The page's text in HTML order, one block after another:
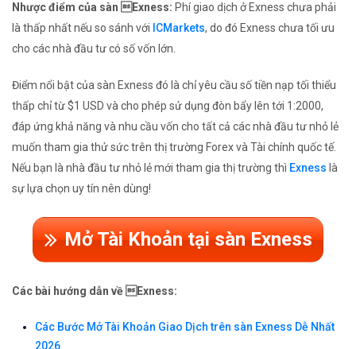
Nhược điểm của sàn Exness: Phí giao dịch ở Exness chưa phải
là thấp nhất nếu so sánh với ICMarkets, do đó Exness chưa tối ưu
cho các nhà đầu tư có số vốn lớn.
Điểm nổi bật của sàn Exness đó là chỉ yêu cầu số tiền nạp tối thiểu
thấp chỉ từ $1 USD và cho phép sử dụng đòn bẩy lên tới 1:2000,
đáp ứng khả năng và nhu cầu vốn cho tất cả các nhà đầu tư nhỏ lẻ
muốn tham gia thử sức trên thị trường Forex và Tài chính quốc tế.
Nếu bạn là nhà đầu tư nhỏ lẻ mới tham gia thị trường thì Exness là
sự lựa chọn uy tín nên dùng!
Mở Tài Khoản tại sàn Exness
Các bài hướng dẫn về Exness:
Các Bước Mở Tài Khoản Giao Dịch trên sàn Exness Dễ Nhất
2026